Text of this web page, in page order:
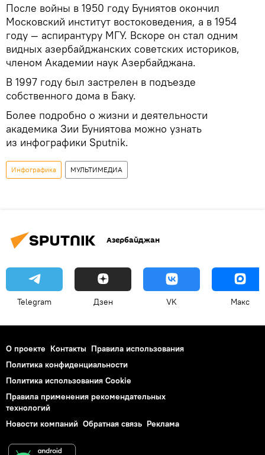
После войны в 1950 году Буниятов окончил
Московский институт востоковедения, а в 1954
году — аспирантуру МГУ. Вскоре он стал одним
видных азербайджанских советских историков,
членом Академии наук Азербайджана.
В 1997 году был застрелен в подъезде
собственного дома в Баку.
Более подробно о жизни и деятельности
академика Зии Буниятова можно узнать
из инфографики Sputnik.
Инфографика МУЛЬТИМЕДИА
Азербайджан
Telegram Дзен VK Макс
О проекте Контакты Правила использования
Политика конфиденциальности
Политика использования Cookie
Правила применения рекомендательных
технологий
Новости компаний Обратная связь Реклама